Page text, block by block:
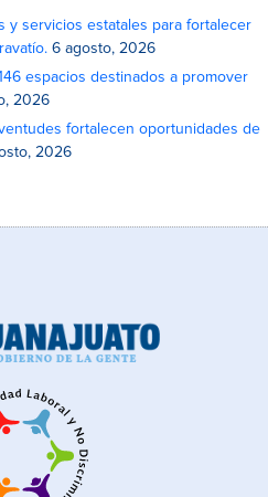
y servicios estatales para fortalecer
6 agosto, 2026
espacios destinados a promover
2026
fortalecen oportunidades de
2026